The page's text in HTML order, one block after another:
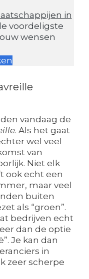
in
voordeligste
wensen
vandaag de
. Als het gaat
wel veel
van
Niet elk
ook echt een
maar veel
buiten
als “groen”.
bedrijven echt
dan de optie
Je kan dan
in
zeer scherpe